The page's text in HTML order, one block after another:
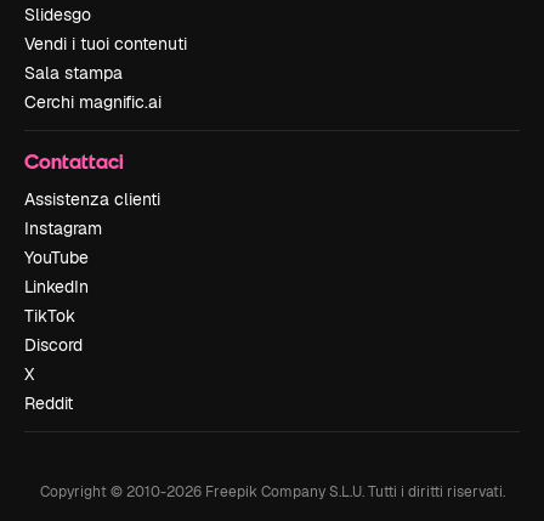
Slidesgo
Vendi i tuoi contenuti
Sala stampa
Cerchi magnific.ai
Contattaci
Assistenza clienti
Instagram
YouTube
LinkedIn
TikTok
Discord
X
Reddit
Copyright © 2010-2026Freepik Company S.L.U. Tutti i diritti riservati.